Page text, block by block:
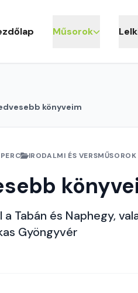
Műsorok
könyveim
IRODALMI ÉS VERSMŰSOROK
a Tabán és Naphegy,
Gyöngyvér